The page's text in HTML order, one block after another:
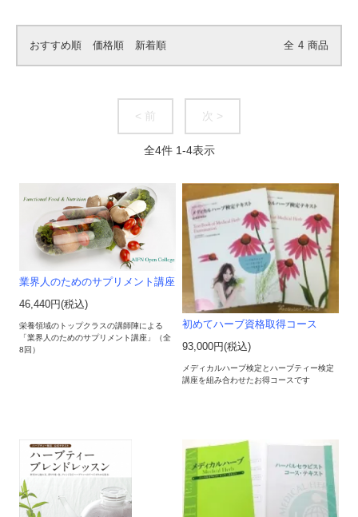
おすすめ順 価格順 新着順 全 4 商品
< 前 次 >
全4件 1-4表示
業界人のためのサプリメント講座
46,440円(税込)
栄養領域のトップクラスの講師陣による
「業界人のためのサプリメント講座」（全
8回）
初めてハーブ資格取得コース
93,000円(税込)
メディカルハーブ検定とハーブティー検定
講座を組み合わせたお得コースです